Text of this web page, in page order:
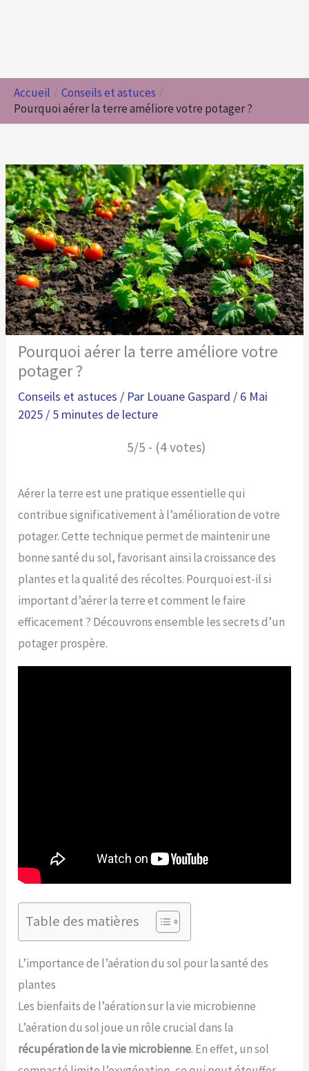
Accueil
Conseils et astuces
Pourquoi aérer la terre améliore votre potager ?
Pourquoi aérer la terre améliore votre
potager ?
Conseils et astuces / Par Louane Gaspard / 6 Mai
2025 / 5 minutes de lecture
5/5 - (4 votes)
Aérer la terre est une pratique essentielle qui
contribue significativement à l’amélioration de votre
potager. Cette technique permet de maintenir une
bonne santé du sol, favorisant ainsi la croissance des
plantes et la qualité des récoltes. Pourquoi est-il si
important d’aérer la terre et comment le faire
efficacement ? Découvrons ensemble les secrets d’un
potager prospère.
Table des matières
L’importance de l’aération du sol pour la santé des
plantes
Les bienfaits de l’aération sur la vie microbienne
L’aération du sol joue un rôle crucial dans la
récupération de la vie microbienne. En effet, un sol